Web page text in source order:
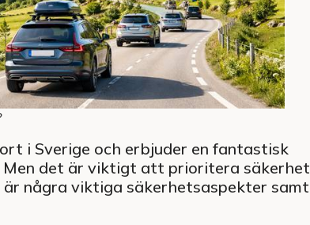
i Sverige och erbjuder en fantastisk
det är viktigt att prioritera säkerhet
några viktiga säkerhetsaspekter samt